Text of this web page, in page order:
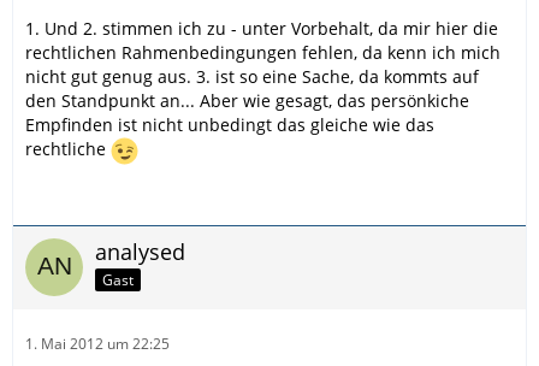
1. Und 2. stimmen ich zu - unter Vorbehalt, da mir hier die
rechtlichen Rahmenbedingungen fehlen, da kenn ich mich
nicht gut genug aus. 3. ist so eine Sache, da kommts auf
den Standpunkt an... Aber wie gesagt, das persönkiche
Empfinden ist nicht unbedingt das gleiche wie das
rechtliche
analysed
Gast
1. Mai 2012 um 22:25